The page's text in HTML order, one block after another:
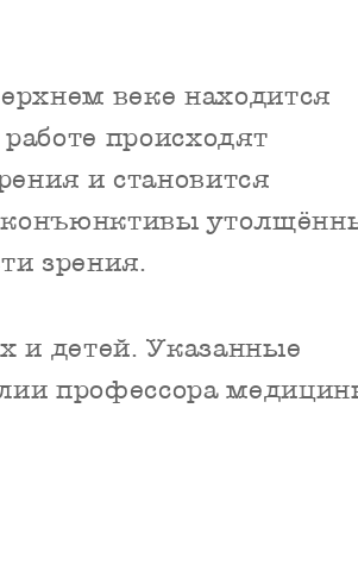
веке находится
происходят
и становится
конъюнктивы
зрения.
и детей. Указанные
профессора